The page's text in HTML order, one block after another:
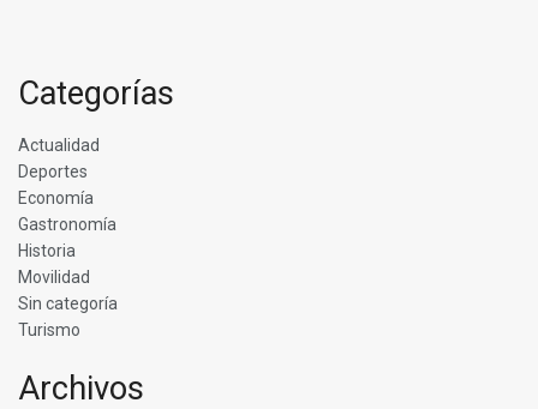
Categorías
Actualidad
Deportes
Economía
Gastronomía
Historia
Movilidad
Sin categoría
Turismo
Archivos